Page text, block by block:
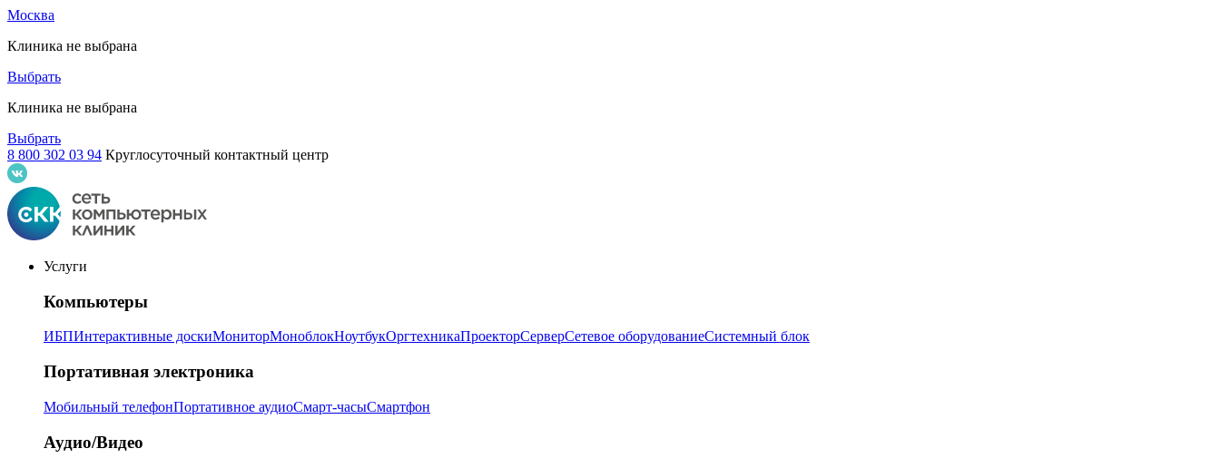
Москва
Клиника не выбрана
Выбрать
Клиника не выбрана
Выбрать
8 800 302 03 94 Круглосуточный контактный центр
Услуги
Компьютеры
ИБПИнтерактивные доскиМониторМоноблокНоутбукОргтехникаПроекторСерверСетевое оборудованиеСистемный блок
Портативная электроника
Мобильный телефонПортативное аудиоСмарт-часыСмартфон
Аудио/Видео